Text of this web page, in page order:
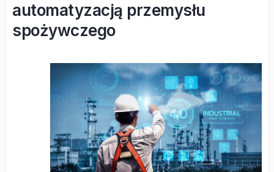
automatyzacją przemysłu
spożywczego